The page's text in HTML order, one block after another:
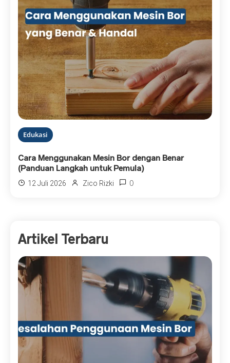
Edukasi
Cara Menggunakan Mesin Bor dengan Benar
(Panduan Langkah untuk Pemula)
12 Juli 2026 Zico Rizki 0
Artikel Terbaru